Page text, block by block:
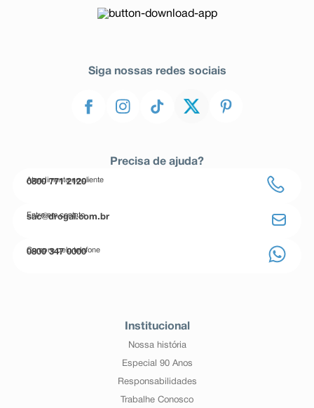
Siga nossas redes sociais
Precisa de ajuda?
Atendimento ao cliente
0800 771 2120
Entre em contato
sac@drogal.com.br
Compre pelo telefone
0800 347 0000
Institucional
Nossa história
Especial 90 Anos
Responsabilidades
Trabalhe Conosco